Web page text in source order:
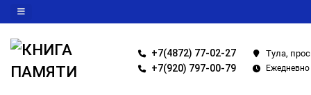
+7(4872) 77-02-27
+7(920) 797-00-79
Тула,